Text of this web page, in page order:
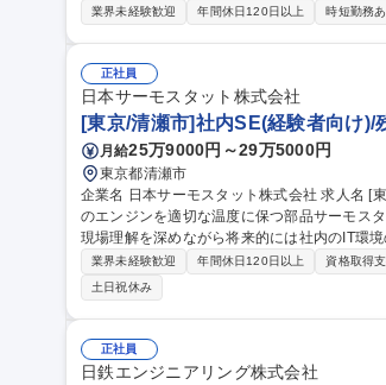
【業務詳細】■各国REACH(EU, UK, トルコ,
リア】部門内に研究・製造・販売・サプライ
部門のマネジャーなど柔軟なキャリア形成が可能です。 募集職種 PA【東京/製品安全担当(海
応)】手当充実/フレックス
業界未経験歓迎 年間休日120日以上 時短勤務あ
正社員
日本サーモスタット株式会社
[東京/清瀬市]社内SE(経験者向け
月給25万9000円～29万5000円
東京都清瀬市
企業名 日本サーモスタット株式会社 求人名 [東京/清瀬市]社内SE(経験者向け)/残業月10時間 仕事の内容 【自動車
のエンジンを適切な温度に保つ部品サーモス
現場理解を深めながら将来的には社内のIT環境の企画・改
PC・IT機器のセットアップ/管理(キッティン
(業務ツール等) 、業務運用サポート 、社内IT
築・運用 (基幹システム・仮想環境等)、業務
業界未経験歓迎 年間休日120日以上 資格取得
土日祝休み
正社員
日鉄エンジニアリング株式会社